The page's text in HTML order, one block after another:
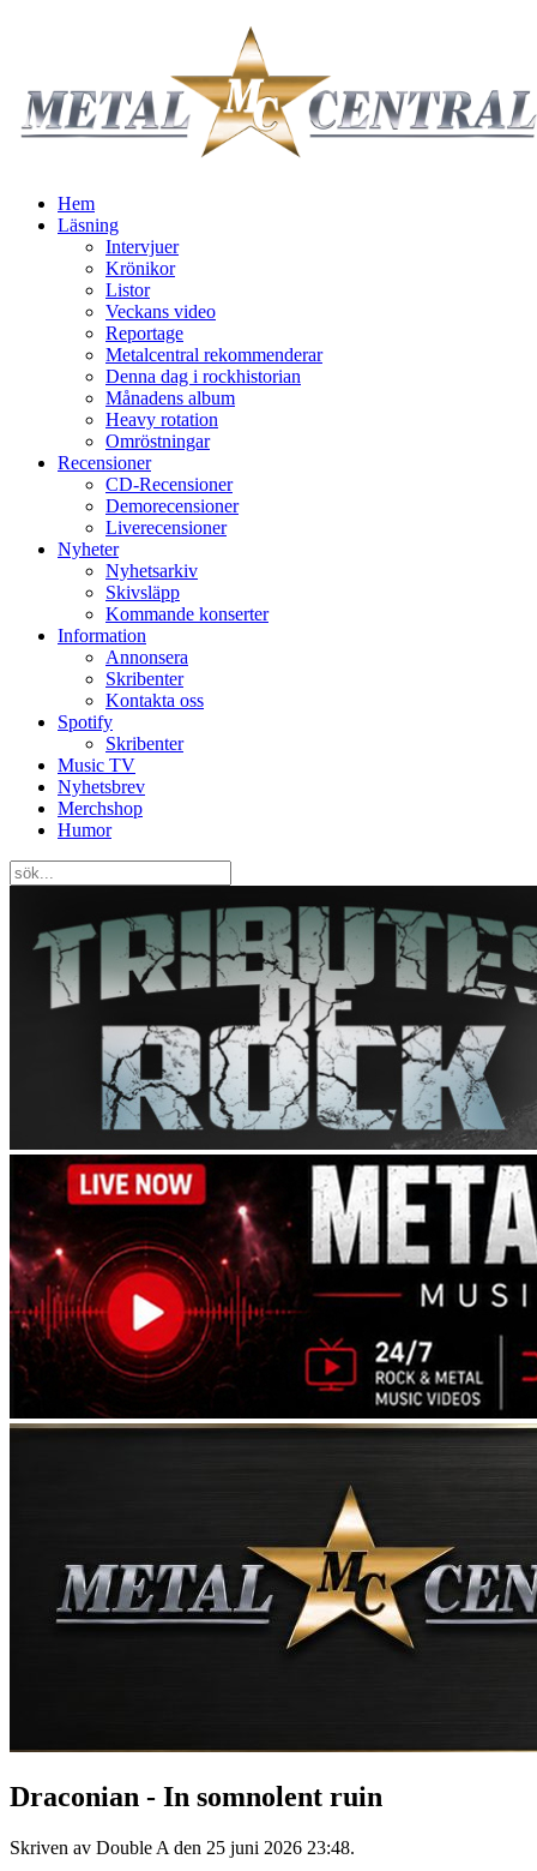
Hem
Läsning
Intervjuer
Krönikor
Listor
Veckans video
Reportage
Metalcentral rekommenderar
Denna dag i rockhistorian
Månadens album
Heavy rotation
Omröstningar
Recensioner
CD-Recensioner
Demorecensioner
Liverecensioner
Nyheter
Nyhetsarkiv
Skivsläpp
Kommande konserter
Information
Annonsera
Skribenter
Kontakta oss
Spotify
Skribenter
Music TV
Nyhetsbrev
Merchshop
Humor
Draconian - In somnolent ruin
Skriven av Double A den 25 juni 2026 23:48.